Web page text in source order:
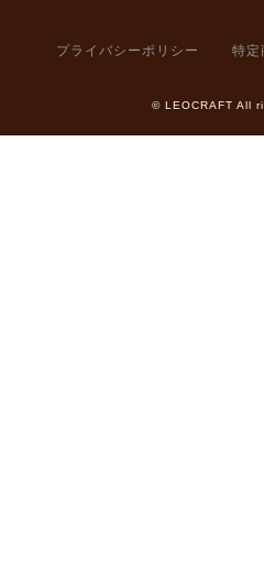
プライバシーポリシー 特定
© LEOCRAFT All